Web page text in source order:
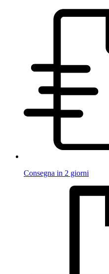
Consegna in 2 giorni